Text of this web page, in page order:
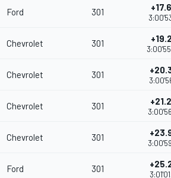
Ford 301
Chevrolet 301
Chevrolet 301
Chevrolet 301
Chevrolet 301
Ford 301